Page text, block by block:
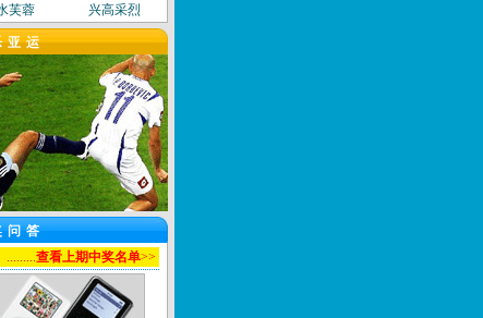
芙蓉 兴高采烈
扑救 艺术之美
亚运
问答
.........查看上期中奖名单>>